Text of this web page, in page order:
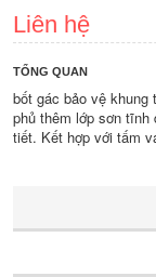
Liên hệ
TỔNG QUAN
bốt gác bảo vệ
phủ thêm lớp sơn tĩnh
tiết. Kết hợp với tấm